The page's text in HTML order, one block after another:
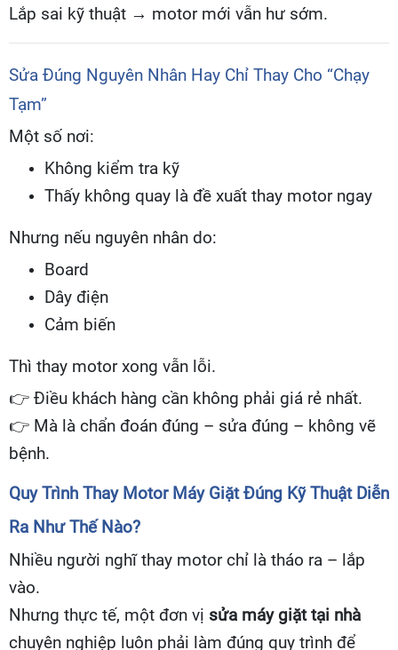
Lắp sai kỹ thuật → motor mới vẫn hư sớm.
Sửa Đúng Nguyên Nhân Hay Chỉ Thay Cho “Chạy
Tạm”
Một số nơi:
Không kiểm tra kỹ
Thấy không quay là đề xuất thay motor ngay
Nhưng nếu nguyên nhân do:
Board
Dây điện
Cảm biến
Thì thay motor xong vẫn lỗi.
👉 Điều khách hàng cần không phải giá rẻ nhất.
👉 Mà là chẩn đoán đúng – sửa đúng – không vẽ
bệnh.
Quy Trình Thay Motor Máy Giặt Đúng Kỹ Thuật Diễn
Ra Như Thế Nào?
Nhiều người nghĩ thay motor chỉ là tháo ra – lắp
vào.
Nhưng thực tế, một đơn vị sửa máy giặt tại nhà
chuyên nghiệp luôn phải làm đúng quy trình để